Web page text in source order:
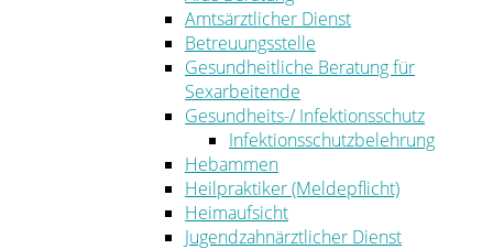
Amtsärztlicher Dienst
Betreuungsstelle
Gesundheitliche Beratung für
Sexarbeitende
Gesundheits-/ Infektionsschutz
Infektionsschutzbelehrung
Hebammen
Heilpraktiker (Meldepflicht)
Heimaufsicht
Jugendzahnärztlicher Dienst